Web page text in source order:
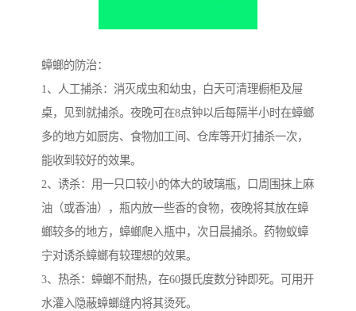
蟑螂的防治：
1、人工捕杀：消灭成虫和幼虫，白天可清理橱柜及屉
桌，见到就捕杀。夜晚可在8点钟以后每隔半小时在蟑螂
多的地方如厨房、食物加工间、仓库等开灯捕杀一次，
能收到较好的效果。
2、诱杀：用一只口较小的体大的玻璃瓶，口周围抹上麻
油（或香油），瓶内放一些香的食物，夜晚将其放在蟑
螂较多的地方，蟑螂爬入瓶中，次日晨捕杀。药物蚁蟑
宁对诱杀蟑螂有较理想的效果。
3、热杀：蟑螂不耐热，在60摄氏度数分钟即死。可用开
水灌入隐蔽蟑螂缝内将其烫死。